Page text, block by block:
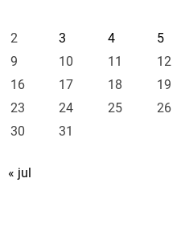
2
3 4 5
9
10 11 12
16
17 18 19
23
24 25 26
30
31
« jul